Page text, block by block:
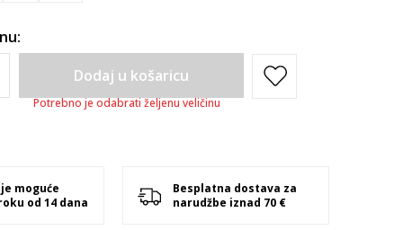
Dodaj u košaricu
Potrebno je odabrati željenu veličinu
moguće
od 14 dana
Besplatna dostava za
narudžbe iznad 70 €